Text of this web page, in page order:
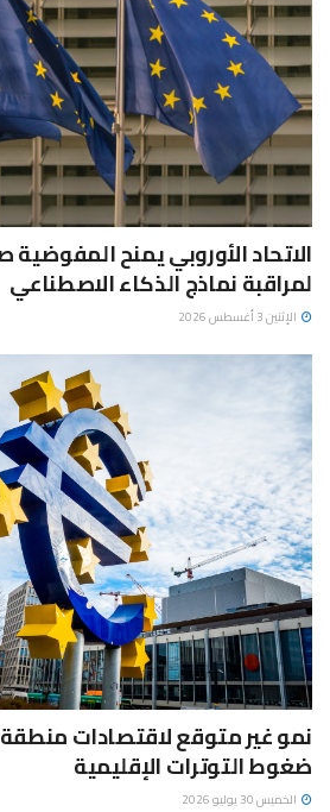
الاتحاد الأوروبي يمنح
لمراقبة نماذج الذكاء الاصطناعي
الإثنين 3 أغسطس 2026
نمو غير متوقع لاقتصادات منطقة
ضغوط التوترات الإقليمية
الخميس 30 يوليو 2026